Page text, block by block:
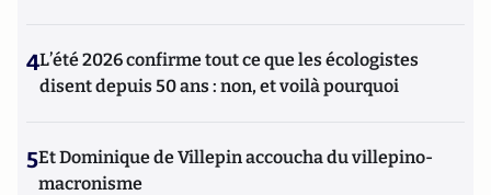
4L’été 2026 confirme tout ce que les écologistes
disent depuis 50 ans : non, et voilà pourquoi
5Et Dominique de Villepin accoucha du villepino-
macronisme